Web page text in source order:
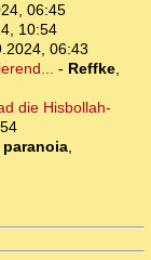
06:45
10:54
06:43
- Reffke,
die Hisbollah-
paranoia,